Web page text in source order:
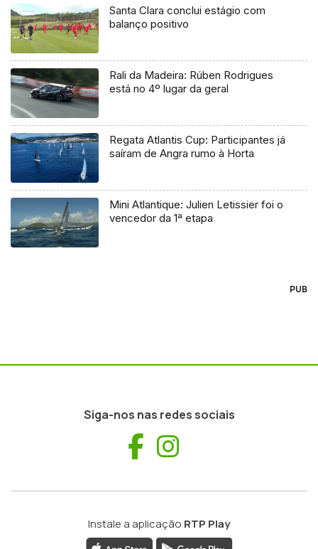
Santa Clara conclui estágio com
balanço positivo
Rali da Madeira: Rúben Rodrigues
está no 4º lugar da geral
Regata Atlantis Cup: Participantes já
saíram de Angra rumo à Horta
Mini Atlantique: Julien Letissier foi o
vencedor da 1ª etapa
PUB
Siga-nos nas redes sociais
Facebook
Instale a aplicação RTP Play